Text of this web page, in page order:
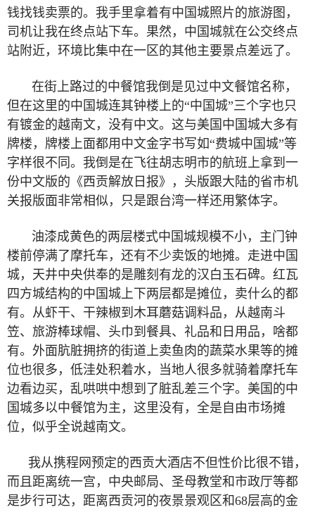
钱找钱卖票的。我手里拿着有中国城照片的旅游图，
司机让我在终点站下车。果然，中国城就在公交终点
站附近，环境比集中在一区的其他主要景点差远了。
在街上路过的中餐馆我倒是见过中文餐馆名称，
但在这里的中国城连其钟楼上的“中国城”三个字也只
有镀金的越南文，没有中文。这与美国中国城大多有
牌楼，牌楼上面都用中文金字书写如“费城中国城”等
字样很不同。我倒是在飞往胡志明市的航班上拿到一
份中文版的《西贡解放日报》，头版跟大陆的省市机
关报版面非常相似，只是跟台湾一样还用繁体字。
油漆成黄色的两层楼式中国城规模不小，主门钟
楼前停满了摩托车，还有不少卖饭的地摊。走进中国
城，天井中央供奉的是雕刻有龙的汉白玉石碑。红瓦
四方城结构的中国城上下两层都是摊位，卖什么的都
有。从虾干、干辣椒到木耳蘑菇调料品，从越南斗
笠、旅游棒球帽、头巾到餐具、礼品和日用品，啥都
有。外面肮脏拥挤的街道上卖鱼肉的蔬菜水果等的摊
位也很多，低洼处积着水，当地人很多就骑着摩托车
边看边买，乱哄哄中想到了脏乱差三个字。美国的中
国城多以中餐馆为主，这里没有，全是自由市场摊
位，似乎全说越南文。
我从携程网预定的西贡大酒店不但性价比很不错，
而且距离统一宫，中央邮局、圣母教堂和市政厅等都
是步行可达，距离西贡河的夜景景观区和68层高的金